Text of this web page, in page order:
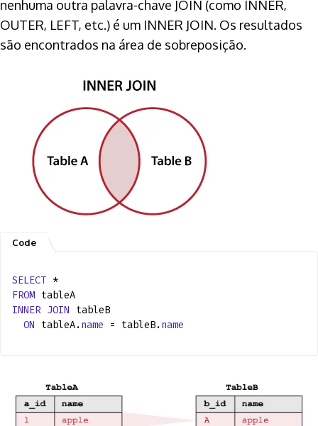
nenhuma outra palavra-chave JOIN (como INNER,
OUTER, LEFT, etc.) é um INNER JOIN. Os resultados
são encontrados na área de sobreposição.
SELECT *
FROM tableA
INNER JOIN tableB
ON tableA.name = tableB.name